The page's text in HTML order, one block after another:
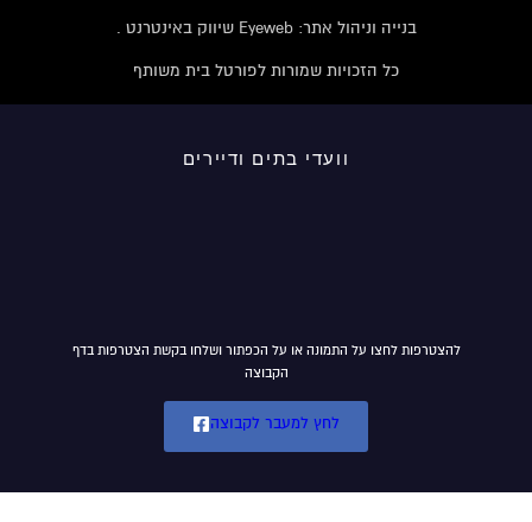
בנייה וניהול אתר: Eyeweb שיווק באינטרנט .
כל הזכויות שמורות לפורטל בית משותף
וועדי בתים ודיירים
להצטרפות לחצו על התמונה או על הכפתור ושלחו בקשת הצטרפות בדף
הקבוצה
לחץ למעבר לקבוצה